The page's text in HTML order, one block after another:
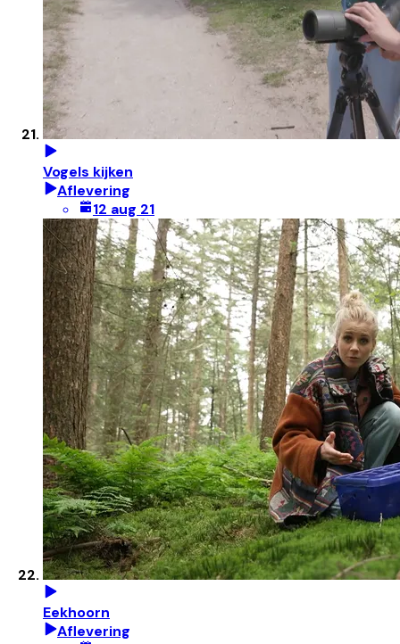
Vogels kijken
Aflevering
12 aug 21
Eekhoorn
Aflevering